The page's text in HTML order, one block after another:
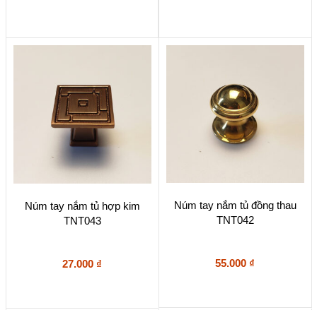
Núm tay nắm tủ hợp kim
TNT043
27.000 ₫
Núm tay nắm tủ đồng thau
TNT042
55.000 ₫